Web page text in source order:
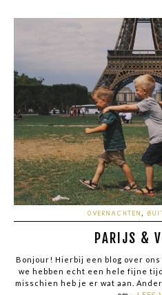
OVERNACHTEN ,
PARIJS &
Bonjour! Hierbij een blog over
we hebben echt een hele fijne
misschien heb je er wat aan.